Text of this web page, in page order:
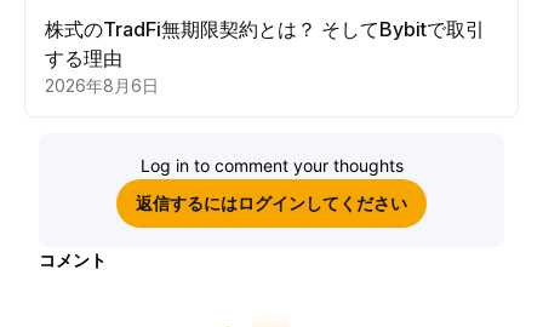
株式のTradFi無期限契約とは？ そしてBybitで取引
する理由
2026年8月6日
Log in to comment your thoughts
返信するにはログインしてください
コメント